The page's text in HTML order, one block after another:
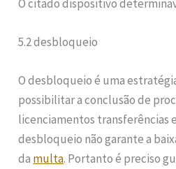
O citado dispositivo
5.2 desbloqueio
O desbloqueio é uma
possibilitar a conclusão de
licenciamentos transferências
desbloqueio não garante a
da multa. Portanto é preciso